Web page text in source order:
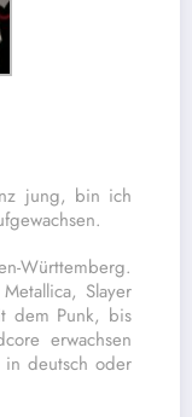
jung, bin ich
Württemberg.
Slayer
dem Punk, bis
erwachsen
deutsch oder